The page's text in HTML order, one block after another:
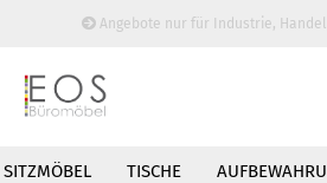
Angebote nur für Industrie,
SITZMÖBEL TISCHE